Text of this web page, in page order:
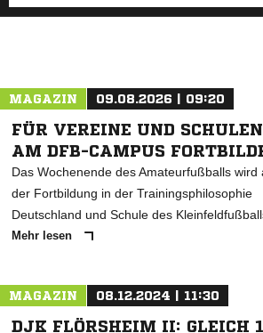
MAGAZIN 09.08.2026 | 09:20
FÜR VEREINE UND
AM DFB-CAMPUS
Das Wochenende des Amateurfußballs wird
der Fortbildung in der Trainingsphilosophie
Deutschland und Schule des
Mehr lesen
MAGAZIN 08.12.2024 | 11:30
DJK FLÖRSHEIM II: GLEICH